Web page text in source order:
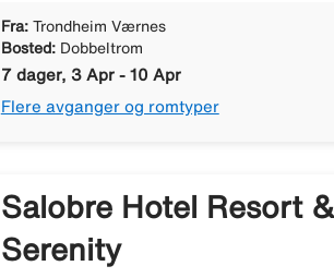
Fra: Trondheim Værnes
Bosted: Dobbeltrom
7 dager, 3 Apr - 10 Apr
Flere avganger og romtyper
Salobre Hotel Resort &
Serenity